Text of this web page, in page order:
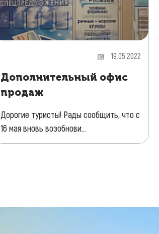
19.05.2022
Дополнительный офис
продаж
Дорогие туристы! Рады сообщить, что с
16 мая вновь возобнови...